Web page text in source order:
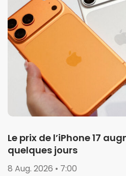
Le prix de l’iPhone 17
quelques jours
8 Aug. 2026 • 7:00